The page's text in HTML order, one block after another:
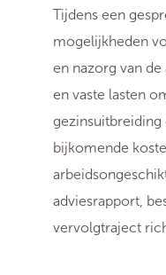
Tijdens een
mogelijkheden
en nazorg van
en vaste lasten
bijkomende
adviesrapport,
vervolgtraject